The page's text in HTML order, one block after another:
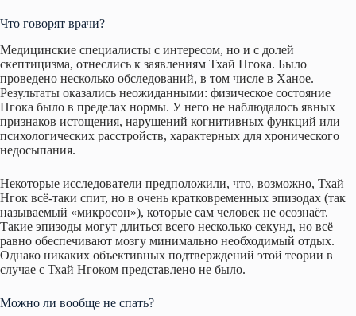
Что говорят врачи?
Медицинские специалисты с интересом, но и с долей
скептицизма, отнеслись к заявлениям Тхай Нгока. Было
проведено несколько обследований, в том числе в Ханое.
Результаты оказались неожиданными: физическое состояние
Нгока было в пределах нормы. У него не наблюдалось явных
признаков истощения, нарушений когнитивных функций или
психологических расстройств, характерных для хронического
недосыпания.
Некоторые исследователи предположили, что, возможно, Тхай
Нгок всё-таки спит, но в очень кратковременных эпизодах (так
называемый «микросон»), которые сам человек не осознаёт.
Такие эпизоды могут длиться всего несколько секунд, но всё
равно обеспечивают мозгу минимально необходимый отдых.
Однако никаких объективных подтверждений этой теории в
случае с Тхай Нгоком представлено не было.
Можно ли вообще не спать?